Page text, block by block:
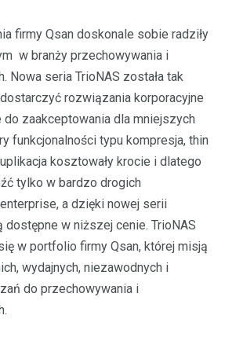
firmy Qsan doskonale sobie radziły
w branży przechowywania i
Nowa seria TrioNAS została tak
rozwiązania korporacyjne
zaakceptowania dla mniejszych
funkcjonalności typu kompresja, thin
kosztowały krocie i dlatego
tylko w bardzo drogich
a dzięki nowej serii
dostępne w niższej cenie. TrioNAS
w portfolio firmy Qsan, której misją
wydajnych, niezawodnych i
do przechowywania i